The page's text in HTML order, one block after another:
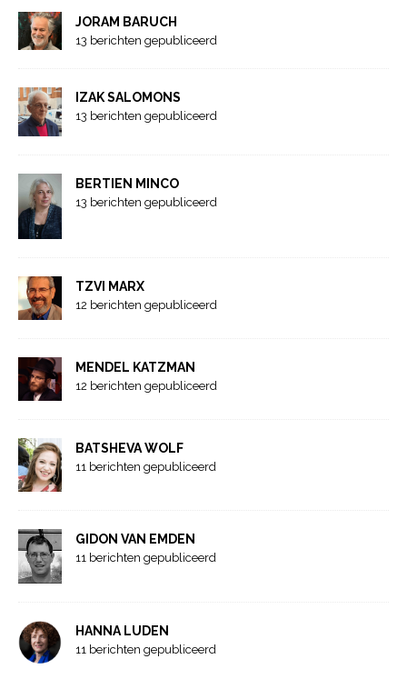
JORAM BARUCH
13 berichten gepubliceerd
IZAK SALOMONS
13 berichten gepubliceerd
BERTIEN MINCO
13 berichten gepubliceerd
TZVI MARX
12 berichten gepubliceerd
MENDEL KATZMAN
12 berichten gepubliceerd
BATSHEVA WOLF
11 berichten gepubliceerd
GIDON VAN EMDEN
11 berichten gepubliceerd
HANNA LUDEN
11 berichten gepubliceerd